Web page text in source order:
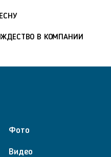
В КОМПАНИИ
Фото
Видео